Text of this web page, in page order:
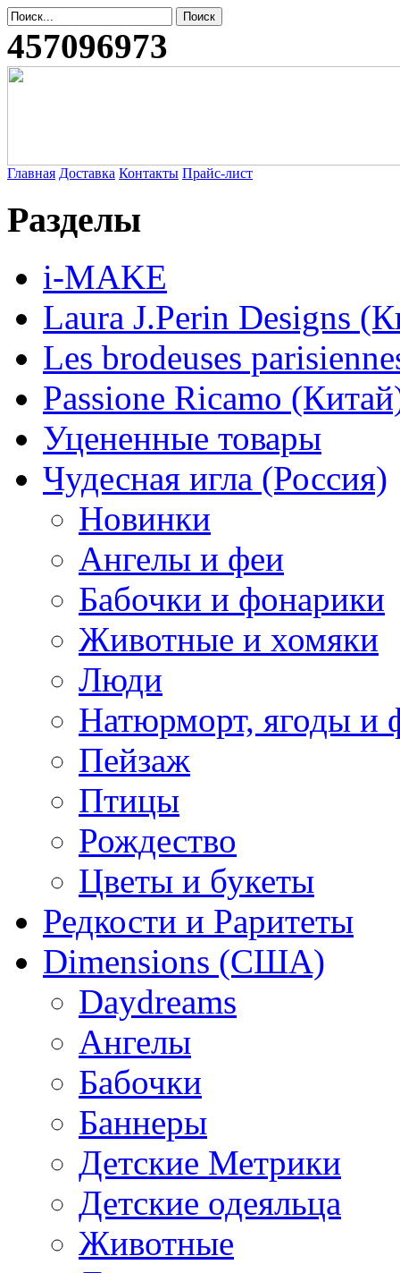
457096973
Главная Доставка Контакты Прайс-лист
Разделы
i-MAKE
Laura J.Perin Designs
Les brodeuses
Passione Ricamo
Уцененные товары
Чудесная игла (Россия)
Новинки
Ангелы и феи
Бабочки и фонарики
Животные и хомяки
Люди
Натюрморт, ягоды и
Пейзаж
Птицы
Рождество
Цветы и букеты
Редкости и Раритеты
Dimensions (США)
Daydreams
Ангелы
Бабочки
Баннеры
Детские Метрики
Детские одеяльца
Животные